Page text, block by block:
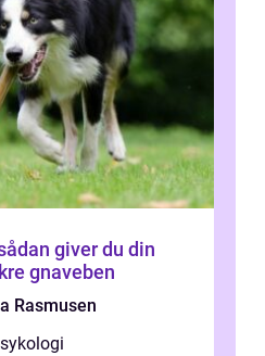
giver du din
gnaveben
Rasmusen